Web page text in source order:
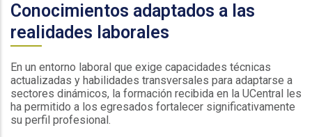
Conocimientos adaptados a las
realidades laborales
En un entorno laboral que exige capacidades técnicas
actualizadas y habilidades transversales para adaptarse a
sectores dinámicos, la formación recibida en la UCentral les
ha permitido a los egresados fortalecer significativamente
su perfil profesional.